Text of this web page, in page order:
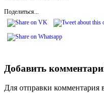
Поделиться...
Добавить
Для отправки комментария